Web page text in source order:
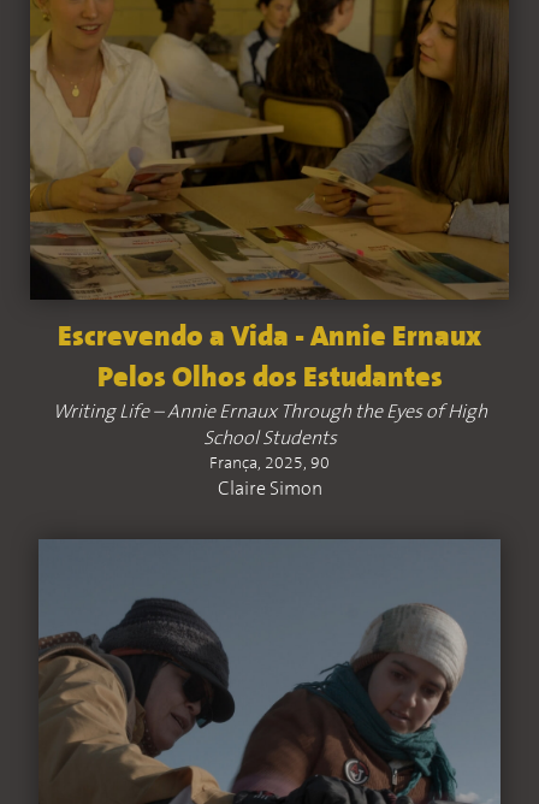
Escrevendo a Vida - Annie Ernaux
Pelos Olhos dos Estudantes
Writing Life – Annie Ernaux Through the Eyes of High
School Students
França, 2025, 90
Claire Simon